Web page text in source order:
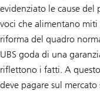
evidenziato le cause del
voci che alimentano
riforma del quadro
UBS goda di una
riflettono i fatti. A
deve pagare sul